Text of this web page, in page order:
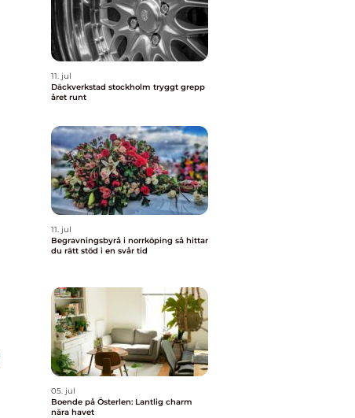
11. jul
Däckverkstad stockholm tryggt grepp
året runt
11. jul
Begravningsbyrå i norrköping så hittar
du rätt stöd i en svår tid
05. jul
Boende på Österlen: Lantlig charm
nära havet